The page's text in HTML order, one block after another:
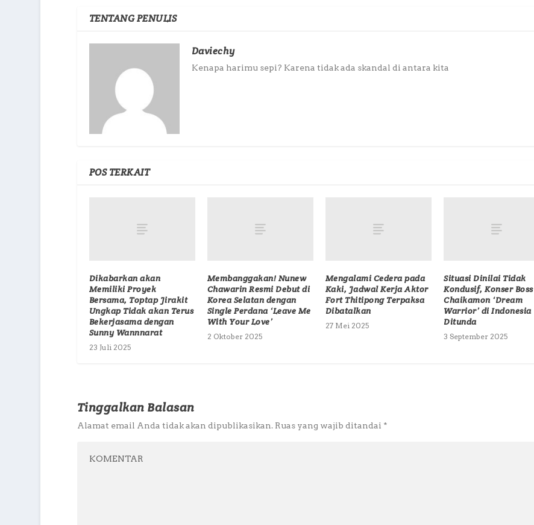
TENTANG PENULIS
Daviechy
Kenapa harimu sepi? Karena tidak ada skandal di antara kita
POS TERKAIT
Dikabarkan akan
Memiliki Proyek
Bersama, Toptap Jirakit
Ungkap Tidak akan Terus
Bekerjasama dengan
Sunny Wannnarat
23 Juli 2025
Membanggakan! Nunew
Chawarin Resmi Debut di
Korea Selatan dengan
Single Perdana ‘Leave Me
With Your Love’
2 Oktober 2025
Mengalami Cedera pada
Kaki, Jadwal Kerja Aktor
Fort Thitipong Terpaksa
Dibatalkan
27 Mei 2025
Situasi Dinilai Tidak
Kondusif, Konser Boss
Chaikamon ‘Dream
Warrior’ di Indonesia
Ditunda
3 September 2025
Tinggalkan Balasan
Alamat email Anda tidak akan dipublikasikan. Ruas yang wajib ditandai *